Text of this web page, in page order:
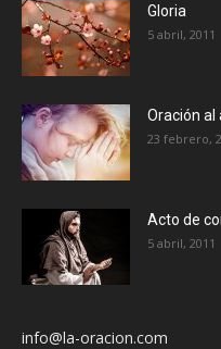
Gloria
5 abril, 2011
Oración al
23 febrero,
Acto de
5 abril, 2011
info@la-oracion.com